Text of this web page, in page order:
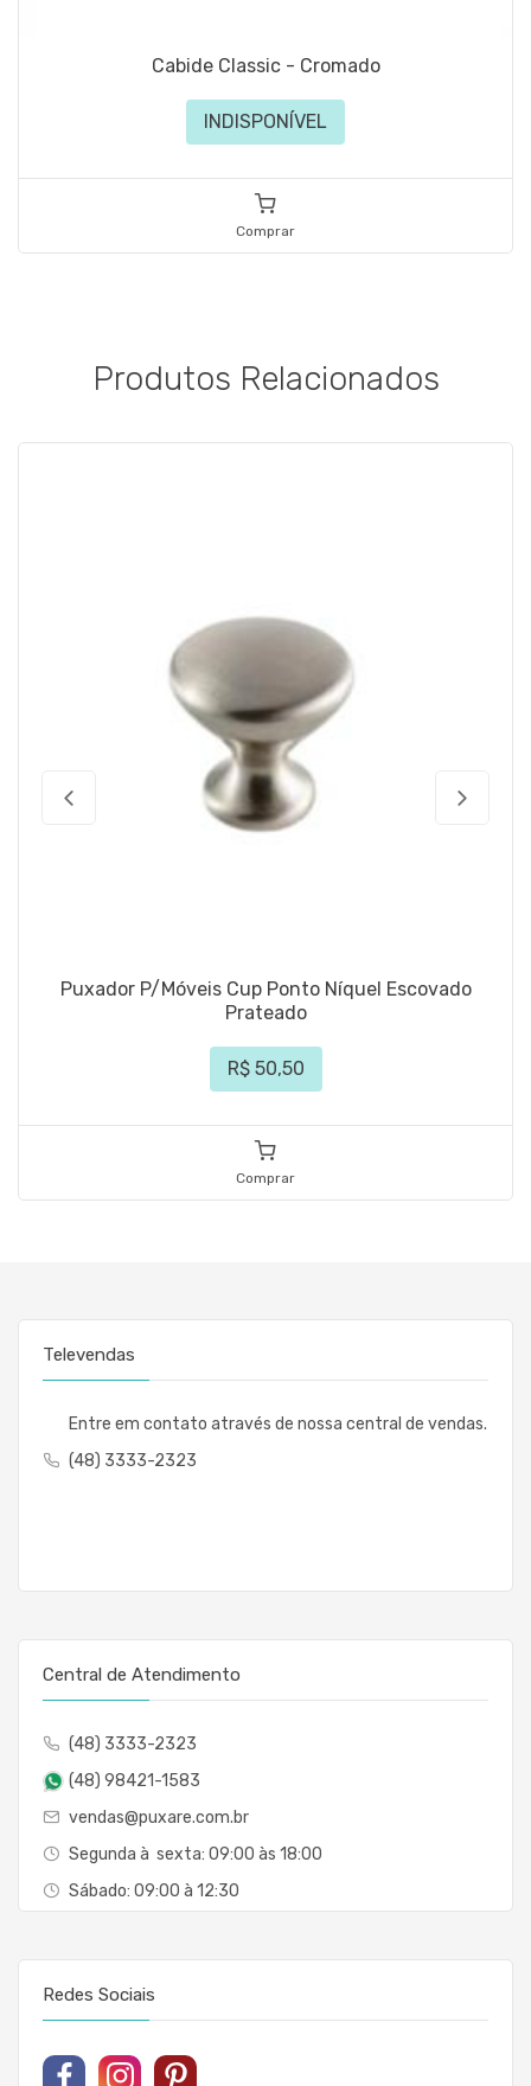
Cabide Classic - Cromado
INDISPONÍVEL
Comprar
Produtos Relacionados
Puxador P/Móveis Cup Ponto Níquel Escovado
Prateado
R$ 50,50
Comprar
Televendas
Entre em contato através de nossa central de vendas.
(48) 3333-2323
Central de Atendimento
(48) 3333-2323
(48) 98421-1583
vendas@puxare.com.br
Segunda à sexta: 09:00 às 18:00
Sábado: 09:00 à 12:30
Redes Sociais